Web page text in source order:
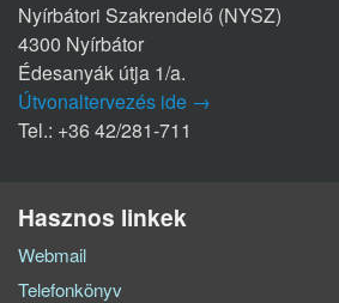
Nyírbátori Szakrendelő (NYSZ)
4300 Nyírbátor
Édesanyák útja 1/a.
Útvonaltervezés ide →
Tel.: +36 42/281-711
Hasznos linkek
Webmail
Telefonkönyv